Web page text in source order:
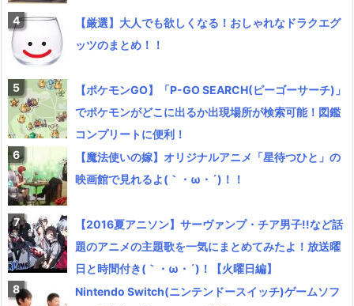
【厳選】大人でも欲しくなる！おしゃれなドラクエグ
ッツのまとめ！！
【ポケモンGO】「P-GO SEARCH(ピーゴーサーチ)」
でポケモンがどこに出るか出現場所が検索可能！図鑑
コンプリートに便利！
【魔法使いの嫁】オリジナルアニメ「星待つひと」の
映画館で見れるよ(｀・ω・´)！！
【2016夏アニソン】サーヴァンプ・チア男子!!など話
題のアニメの主題歌を一気にまとめてみたよ！放送曜
日と時間付き(｀・ω・´)！【火曜日編】
Nintendo Switch(ニンテンドースイッチ)ゲームソフ